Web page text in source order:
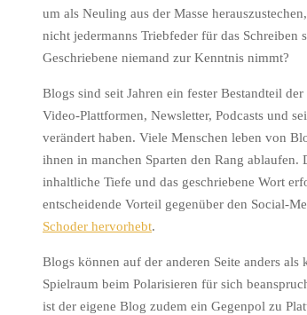
um als Neuling aus der Masse
nicht jedermanns Triebfeder für das
Geschriebene niemand zur Kenntnis nimmt?
Blogs sind seit Jahren ein fester Bestandteil
Video-Plattformen, Newsletter, Podcasts und
verändert haben. Viele Menschen leben von
ihnen in manchen Sparten den Rang
inhaltliche Tiefe und das geschriebene Wort
entscheidende Vorteil gegenüber den Social-
Schoder hervorhebt.
Blogs können auf der anderen Seite anders
Spielraum beim Polarisieren für sich
ist der eigene Blog zudem ein Gegenpol zu